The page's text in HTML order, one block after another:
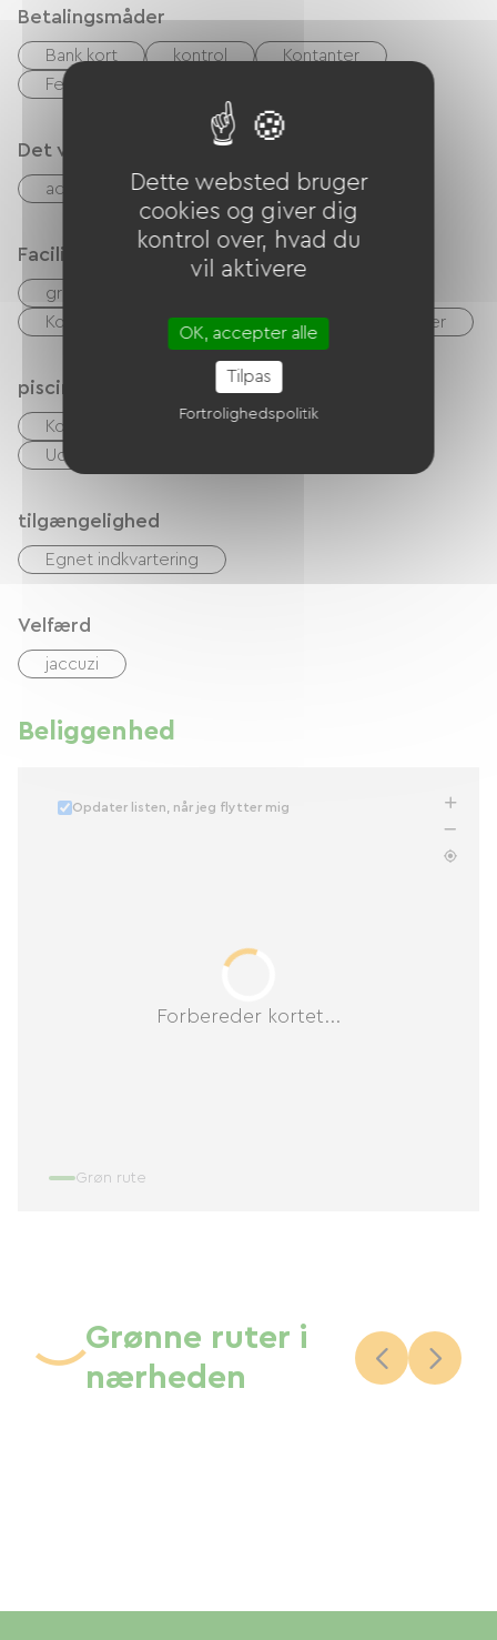
Betalingsmåder
Bank kort kontrol
Kontanter
Feriekuponer (ANCV)
Det vi er gode til
accepterede dyr Spillerum
Faciliteter
gratis WIFI
Kollektiv vaskemaskine
Kollektiv tørretumbler
piscine
Kollektiv svømmehal
Udendørs swimmingpool
tilgængelighed
Egnet indkvartering
Velfærd
jaccuzi
Beliggenhed
Forbereder kortet...
Opdater listen, når jeg flytter mig
Grøn rute
Grønne ruter i
nærheden
Dette websted bruger
cookies og giver dig
kontrol over, hvad du
vil aktivere
OK, accepter alle
Tilpas
Fortrolighedspolitik